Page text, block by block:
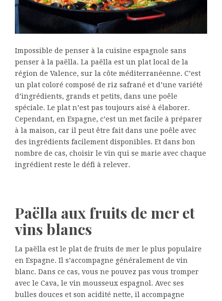
Impossible de penser à la cuisine espagnole sans
penser à la paëlla. La paëlla est un plat local de la
région de Valence, sur la côte méditerranéenne. C’est
un plat coloré composé de riz safrané et d’une variété
d’ingrédients, grands et petits, dans une poêle
spéciale. Le plat n’est pas toujours aisé à élaborer.
Cependant, en Espagne, c’est un met facile à préparer
à la maison, car il peut être fait dans une poêle avec
des ingrédients facilement disponibles. Et dans bon
nombre de cas, choisir le vin qui se marie avec chaque
ingrédient reste le défi à relever.
Paëlla aux fruits de mer et
vins blancs
La paëlla est le plat de fruits de mer le plus populaire
en Espagne. Il s’accompagne généralement de vin
blanc. Dans ce cas, vous ne pouvez pas vous tromper
avec le Cava, le vin mousseux espagnol. Avec ses
bulles douces et son acidité nette, il accompagne